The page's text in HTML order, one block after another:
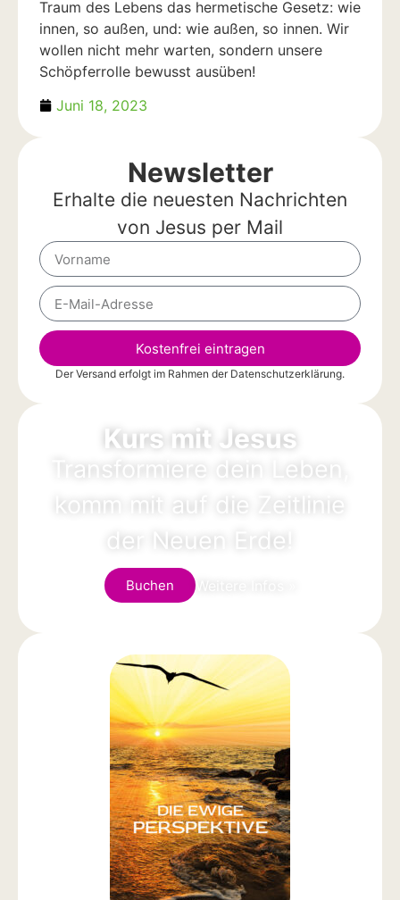
Traum des Lebens das hermetische Gesetz: wie
innen, so außen, und: wie außen, so innen. Wir
wollen nicht mehr warten, sondern unsere
Schöpferrolle bewusst ausüben!
Juni 18, 2023
Newsletter
Erhalte die neuesten Nachrichten
von Jesus per Mail
Kostenfrei eintragen
Alternative:
Der Versand erfolgt im Rahmen der Datenschutzerklärung.
Kurs mit Jesus
Transformiere dein Leben,
komm mit auf die Zeitlinie
der Neuen Erde!
Buchen Weitere Infos »